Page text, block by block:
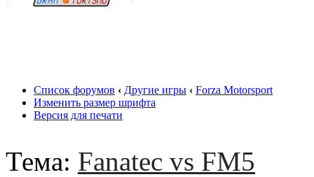
Список форумов ‹ Другие игры ‹ Forza Motorsport
Изменить размер шрифта
Версия для печати
Тема: Fanatec vs FM5